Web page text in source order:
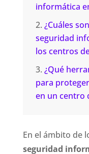
informática
¿Cuáles
seguridad
los centros
¿Qué
para
en un centro
En el ámbito de
seguridad